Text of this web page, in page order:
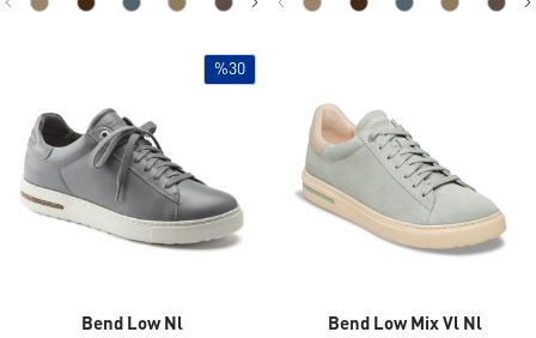
%30
Bend Low Nl Bend Low Mix Vl Nl